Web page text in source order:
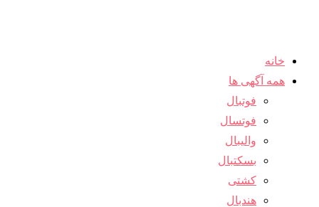
خانه
همه آگهی ها
فوتبال
فوتسال
والیبال
بسکتبال
کشتی
هندبال